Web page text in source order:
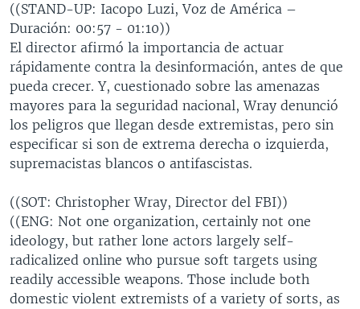
((STAND-UP: Iacopo Luzi, Voz de América –
Duración: 00:57 - 01:10))
El director afirmó la importancia de actuar
rápidamente contra la desinformación, antes de que
pueda crecer. Y, cuestionado sobre las amenazas
mayores para la seguridad nacional, Wray denunció
los peligros que llegan desde extremistas, pero sin
especificar si son de extrema derecha o izquierda,
supremacistas blancos o antifascistas.
((SOT: Christopher Wray, Director del FBI))
((ENG: Not one organization, certainly not one
ideology, but rather lone actors largely self-
radicalized online who pursue soft targets using
readily accessible weapons. Those include both
domestic violent extremists of a variety of sorts, as